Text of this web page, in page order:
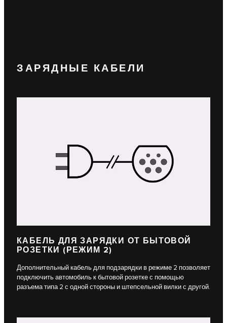
ЗАРЯДНЫЕ КАБЕЛИ
КАБЕЛЬ ДЛЯ ЗАРЯДКИ ОТ БЫТОВОЙ
РОЗЕТКИ (РЕЖИМ 2)
Дополнительный кабель для подзарядки в режиме 2 позволяет
подключить автомобиль к бытовой розетке с помощью
разъема типа 2 с одной стороны и штепсельной вилки с другой.